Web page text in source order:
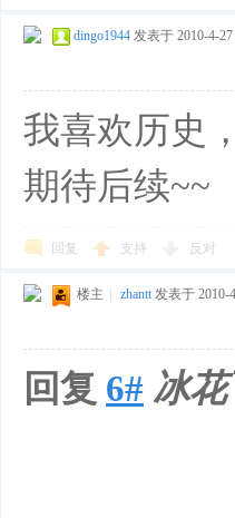
dingo1944 发表于 2010-4-27
我喜欢历史
期待后续~~
回复 支持 反对
楼主 zhantt 发表于 2010-
回复 6# 冰